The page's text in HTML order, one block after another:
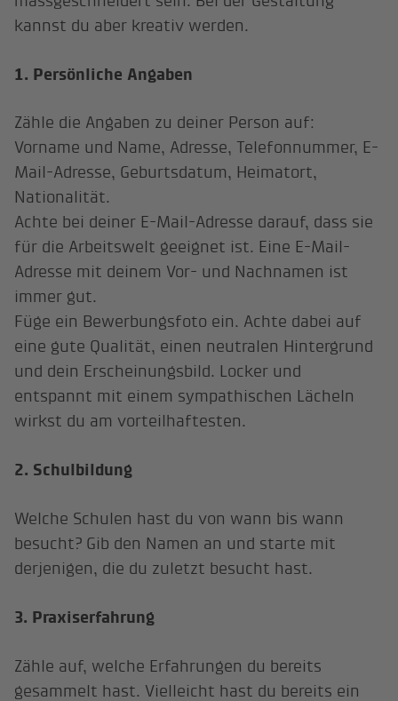
kannst du aber kreativ werden.
1. Persönliche Angaben
Zähle die Angaben zu deiner Person auf:
Vorname und Name, Adresse, Telefonnummer, E-
Mail-Adresse, Geburtsdatum, Heimatort,
Nationalität.
Achte bei deiner E-Mail-Adresse darauf, dass sie
für die Arbeitswelt geeignet ist. Eine E-Mail-
Adresse mit deinem Vor- und Nachnamen ist
immer gut.
Füge ein Bewerbungsfoto ein. Achte dabei auf
eine gute Qualität, einen neutralen Hintergrund
und dein Erscheinungsbild. Locker und
entspannt mit einem sympathischen Lächeln
wirkst du am vorteilhaftesten.
2. Schulbildung
Welche Schulen hast du von wann bis wann
besucht? Gib den Namen an und starte mit
derjenigen, die du zuletzt besucht hast.
3. Praxiserfahrung
Zähle auf, welche Erfahrungen du bereits
gesammelt hast. Vielleicht hast du bereits ein